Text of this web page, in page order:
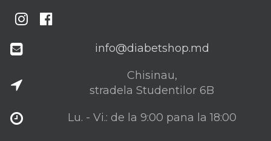
Chisinau,
stradela Studentilor 6B
Lu. - Vi.: de la 9:00 pana la 18:00